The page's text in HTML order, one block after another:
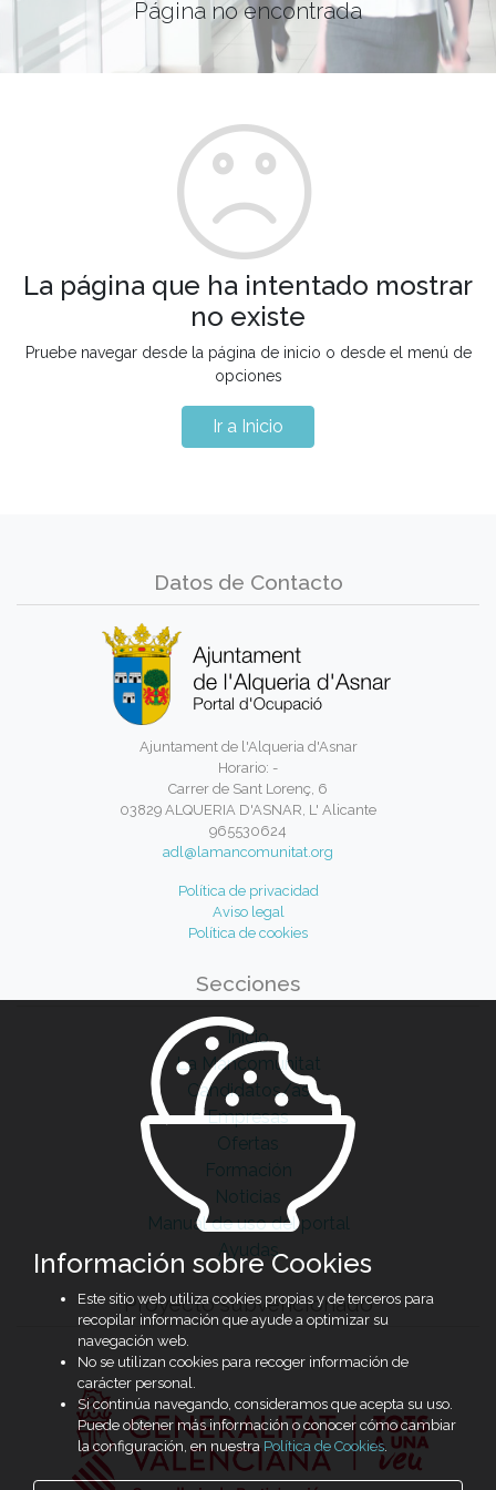
Página no encontrada
La página que ha intentado mostrar
no existe
Pruebe navegar desde la página de inicio o desde el menú de
opciones
Ir a Inicio
Datos de Contacto
Ajuntament de l'Alqueria d'Asnar
Horario: -
Carrer de Sant Lorenç, 6
03829 ALQUERIA D'ASNAR, L' Alicante
965530624
adl@lamancomunitat.org
Política de privacidad
Aviso legal
Política de cookies
Secciones
Inicio
La Mancomunitat
Candidatos/as
Empresas
Ofertas
Formación
Noticias
Manual de uso del portal
Ayudas
Proyecto subvencionado
Información sobre Cookies
Este sitio web utiliza cookies propias y de terceros para
recopilar información que ayude a optimizar su
navegación web.
No se utilizan cookies para recoger información de
carácter personal.
Si continúa navegando, consideramos que acepta su uso.
Puede obtener más información o conocer cómo cambiar
la configuración, en nuestra Política de Cookies.